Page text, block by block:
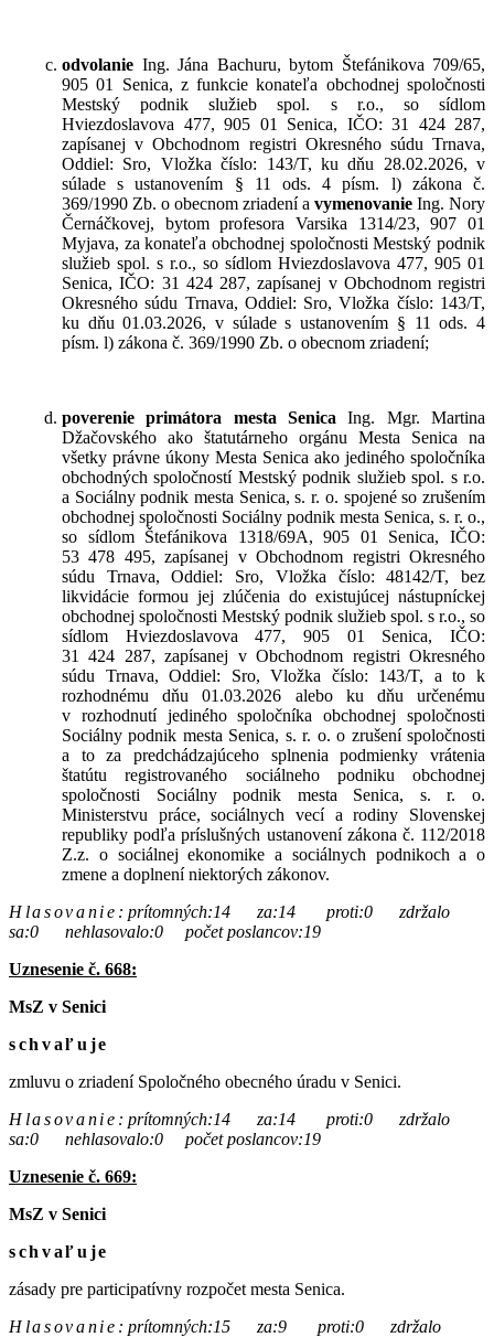
odvolanie Ing. Jána Bachuru, bytom Štefánikova 709/65,
905 01 Senica, z funkcie konateľa obchodnej spoločnosti
Mestský podnik služieb spol. s r.o., so sídlom
Hviezdoslavova 477, 905 01 Senica, IČO: 31 424 287,
zapísanej v Obchodnom registri Okresného súdu Trnava,
Oddiel: Sro, Vložka číslo: 143/T, ku dňu 28.02.2026, v
súlade s ustanovením § 11 ods. 4 písm. l) zákona č.
369/1990 Zb. o obecnom zriadení a vymenovanie Ing. Nory
Černáčkovej, bytom profesora Varsika 1314/23, 907 01
Myjava, za konateľa obchodnej spoločnosti Mestský podnik
služieb spol. s r.o., so sídlom Hviezdoslavova 477, 905 01
Senica, IČO: 31 424 287, zapísanej v Obchodnom registri
Okresného súdu Trnava, Oddiel: Sro, Vložka číslo: 143/T,
ku dňu 01.03.2026, v súlade s ustanovením § 11 ods. 4
písm. l) zákona č. 369/1990 Zb. o obecnom zriadení;
poverenie primátora mesta Senica Ing. Mgr. Martina
Džačovského ako štatutárneho orgánu Mesta Senica na
všetky právne úkony Mesta Senica ako jediného spoločníka
obchodných spoločností Mestský podnik služieb spol. s r.o.
a Sociálny podnik mesta Senica, s. r. o. spojené so zrušením
obchodnej spoločnosti Sociálny podnik mesta Senica, s. r. o.,
so sídlom Štefánikova 1318/69A, 905 01 Senica, IČO:
53 478 495, zapísanej v Obchodnom registri Okresného
súdu Trnava, Oddiel: Sro, Vložka číslo: 48142/T, bez
likvidácie formou jej zlúčenia do existujúcej nástupníckej
obchodnej spoločnosti Mestský podnik služieb spol. s r.o., so
sídlom Hviezdoslavova 477, 905 01 Senica, IČO:
31 424 287, zapísanej v Obchodnom registri Okresného
súdu Trnava, Oddiel: Sro, Vložka číslo: 143/T, a to k
rozhodnému dňu 01.03.2026 alebo ku dňu určenému
v rozhodnutí jediného spoločníka obchodnej spoločnosti
Sociálny podnik mesta Senica, s. r. o. o zrušení spoločnosti
a to za predchádzajúceho splnenia podmienky vrátenia
štatútu registrovaného sociálneho podniku obchodnej
spoločnosti Sociálny podnik mesta Senica, s. r. o.
Ministerstvu práce, sociálnych vecí a rodiny Slovenskej
republiky podľa príslušných ustanovení zákona č. 112/2018
Z.z. o sociálnej ekonomike a sociálnych podnikoch a o
zmene a doplnení niektorých zákonov.
Hlasovanie : prítomných:14 za:14 proti:0 zdržalo
sa:0 nehlasovalo:0 počet poslancov:19
Uznesenie č. 668:
MsZ v Senici
schvaľuje
zmluvu o zriadení Spoločného obecného úradu v Senici.
Hlasovanie : prítomných:14 za:14 proti:0 zdržalo
sa:0 nehlasovalo:0 počet poslancov:19
Uznesenie č. 669:
MsZ v Senici
schvaľuje
zásady pre participatívny rozpočet mesta Senica.
Hlasovanie : prítomných:15 za:9 proti:0 zdržalo